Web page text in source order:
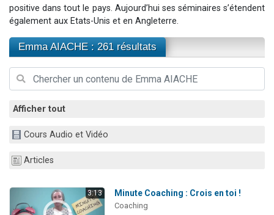
3 personnes viennent de faire un don pour Diane, 80 ans, dans un appartement insalubre
positive dans tout le pays. Aujourd’hui ses séminaires s’étendent
également aux Etats-Unis et en Angleterre.
Emma AIACHE : 261 résultats
Afficher tout
Cours Audio et Vidéo
Articles
3:13 Minute Coaching : Crois en toi !
Coaching